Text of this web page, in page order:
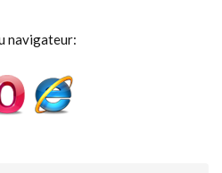
navigateur: